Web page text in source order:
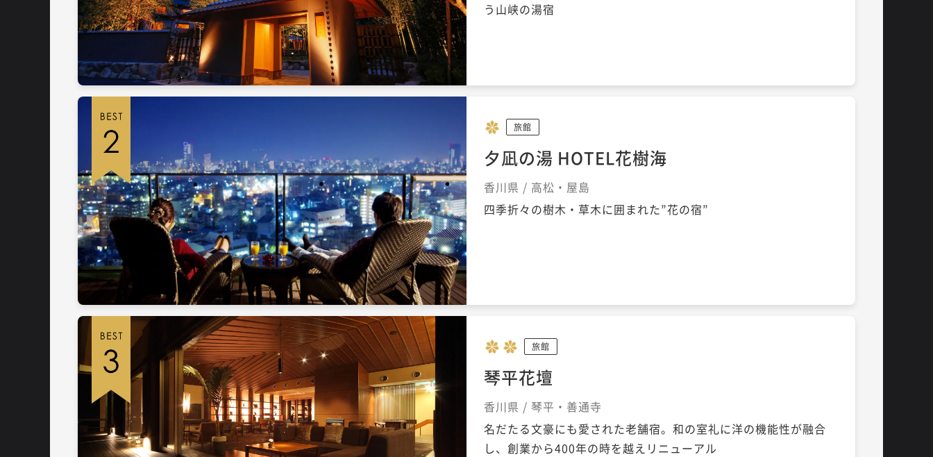
う山峡の湯宿
旅館
夕凪の湯 HOTEL花樹海
香川県 / 高松・屋島
四季折々の樹木・草木に囲まれた”花の宿”
旅館
琴平花壇
香川県 / 琴平・善通寺
名だたる文豪にも愛された老舗宿。和の室礼に洋の機能性が融合
し、創業から400年の時を越えリニューアル